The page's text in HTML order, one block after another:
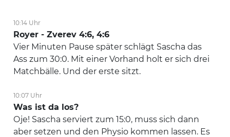
10:14 Uhr
Royer - Zverev 4:6, 4:6
Vier Minuten Pause später schlägt Sascha das
Ass zum 30:0. Mit einer Vorhand holt er sich drei
Matchbälle. Und der erste sitzt.
10:07 Uhr
Was ist da los?
Oje! Sascha serviert zum 15:0, muss sich dann
aber setzen und den Physio kommen lassen. Es